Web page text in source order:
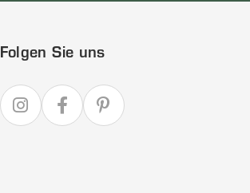
Folgen Sie uns